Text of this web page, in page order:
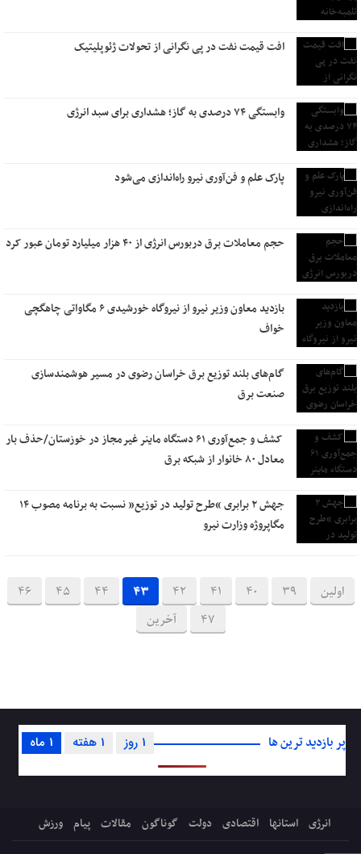
افت قیمت نفت در پی نگرانی از تحولات ژئوپلیتیک
وابستگی ۷۴ درصدی به گاز؛ هشداری برای سبد انرژی
پارک علم و فن‌آوری نیرو راه‌اندازی می‌شود
حجم معاملات برق دربورس انرژی از ۴۰ هزار میلیارد تومان عبور کرد
بازدید معاون وزیر نیرو از نیروگاه خورشیدی ۶ مگاواتی چاهگچی
خواف
گام‌های بلند توزیع برق خراسان رضوی در مسیر هوشمندسازی
صنعت برق
کشف و جمع‌آوری ۶۱ دستگاه ماینر غیرمجاز در خوزستان/حذف بار
معادل ۸۰ خانوار از شبکه برق
جهش ۲ برابری “طرح تولید در توزیع” نسبت به برنامه مصوب ۱۴
مگاپروژه وزارت نیرو
اولین 39
40
41
42
43
44
45
46
47
آخرین
پر بازدید ترین ها 1 ماه 1 هفته 1 روز
انرژی استانها اقتصادی دولت گوناگون مقالات پیام ورزش